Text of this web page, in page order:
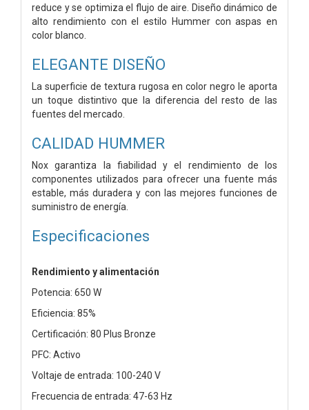
reduce y se optimiza el flujo de aire. Diseño dinámico de
alto rendimiento con el estilo Hummer con aspas en
color blanco.
ELEGANTE DISEÑO
La superficie de textura rugosa en color negro le aporta
un toque distintivo que la diferencia del resto de las
fuentes del mercado.
CALIDAD HUMMER
Nox garantiza la fiabilidad y el rendimiento de los
componentes utilizados para ofrecer una fuente más
estable, más duradera y con las mejores funciones de
suministro de energía.
Especificaciones
Rendimiento y alimentación
Potencia: 650 W
Eficiencia: 85%
Certificación: 80 Plus Bronze
PFC: Activo
Voltaje de entrada: 100-240 V
Frecuencia de entrada: 47-63 Hz